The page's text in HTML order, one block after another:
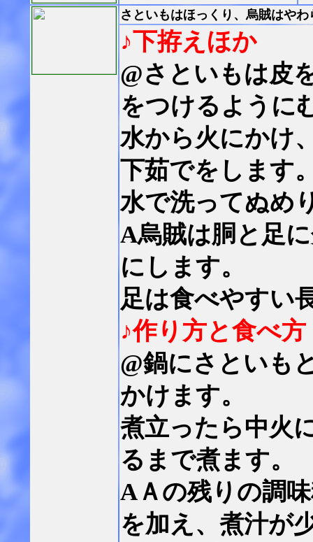
さといもはほっくり、烏賊はや
♪下拵えほか
@さといもは皮
をつけるように
水から火にかけ
下茹でをします
水で洗ってぬめ
A烏賊は胴と足
にします。
足は食べやすい
♪作り方と食べ方
@鍋にさといも
かけます。
煮立ったら中火
るまで煮ます。
AＡの残りの調
を加え、煮汁が